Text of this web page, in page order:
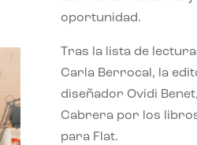
oportunidad.
Tras la lista de
Carla Berrocal, la
diseñador Ovidi
Cabrera por los
para Flat.